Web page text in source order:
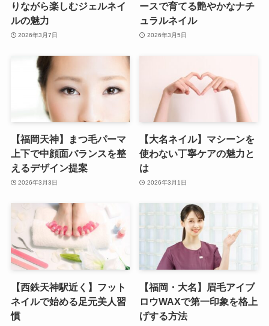
りながら楽しむジェルネイ
ルの魅力
2026年3月7日
ースで育てる艶やかなナチ
ュラルネイル
2026年3月5日
【福岡天神】まつ毛パーマ
上下で中顔面バランスを整
えるデザイン提案
2026年3月3日
【大名ネイル】マシーンを
使わない丁寧ケアの魅力と
は
2026年3月1日
【西鉄天神駅近く】フット
ネイルで始める足元美人習
慣
【福岡・大名】眉毛アイブ
ロウWAXで第一印象を格上
げする方法